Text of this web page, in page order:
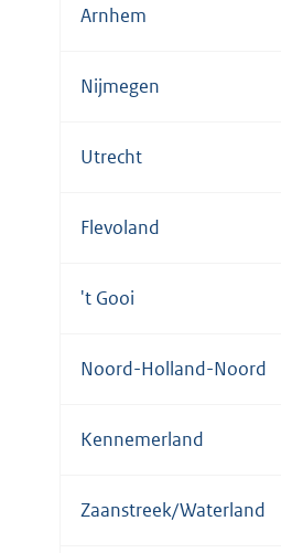
Arnhem
Nijmegen
Utrecht
Flevoland
't Gooi
Noord-Holland-Noord
Kennemerland
Zaanstreek/Waterland